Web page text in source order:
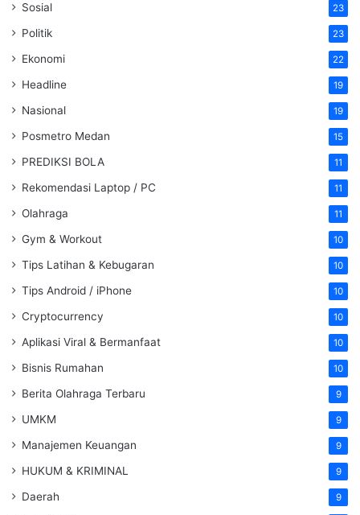
Sosial 23
Politik 23
Ekonomi 22
Headline 19
Nasional 19
Posmetro Medan 15
PREDIKSI BOLA 11
Rekomendasi Laptop / PC 11
Olahraga 11
Gym & Workout 10
Tips Latihan & Kebugaran 10
Tips Android / iPhone 10
Cryptocurrency 10
Aplikasi Viral & Bermanfaat 10
Bisnis Rumahan 10
Berita Olahraga Terbaru 9
UMKM 9
Manajemen Keuangan 9
HUKUM & KRIMINAL 9
Daerah 9